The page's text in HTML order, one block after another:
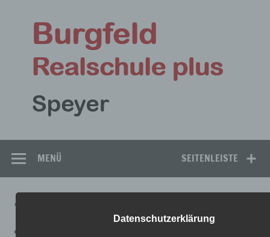
springen
SEITENLEISTE
MENÜ
TDOT Datenschutzerklärung